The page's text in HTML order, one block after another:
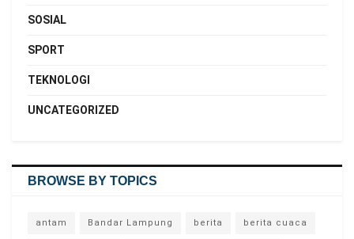
SOSIAL
SPORT
TEKNOLOGI
UNCATEGORIZED
BROWSE BY TOPICS
antam Bandar Lampung berita berita cuaca